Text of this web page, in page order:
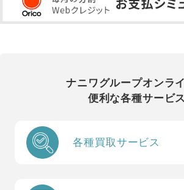
ナニワグループオンラ
便利な各種サービス
各種買取サービス